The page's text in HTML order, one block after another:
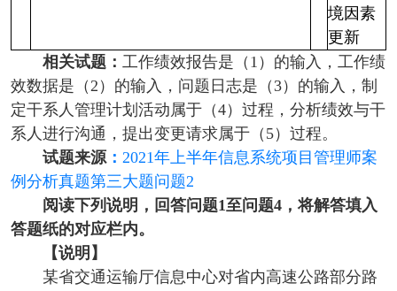
境因素
更新
相关试题： 工作绩效报告是（1）的输入，工作绩
效数据是（2）的输入，问题日志是（3）的输入，制
定干系人管理计划活动属于（4）过程，分析绩效与干
系人进行沟通，提出变更请求属于（5）过程。
试题来源： 2021年上半年信息系统项目管理师案
例分析真题第三大题问题2
阅读下列说明，回答问题1至问题4，将解答填入
答题纸的对应栏内。
【说明】
某省交通运输厅信息中心对省内高速公路部分路